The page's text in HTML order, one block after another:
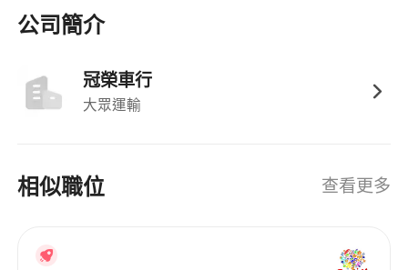
公司簡介
冠榮車行
大眾運輸
相似職位 查看更多